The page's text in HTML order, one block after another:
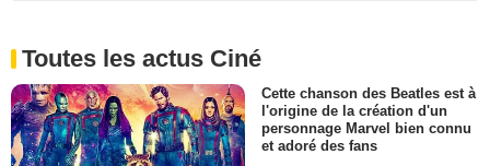
Toutes les actus Ciné
Cette chanson des Beatles est à
l'origine de la création d'un
personnage Marvel bien connu
et adoré des fans